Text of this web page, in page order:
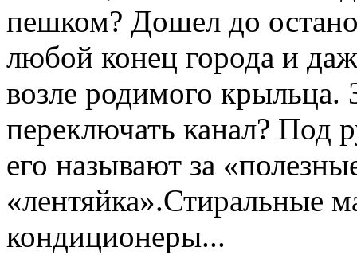
пешком? Дошел до
любой конец города и
возле родимого крыльца.
переключать канал? Под
его называют за
«лентяйка».Стиральные
кондиционеры...